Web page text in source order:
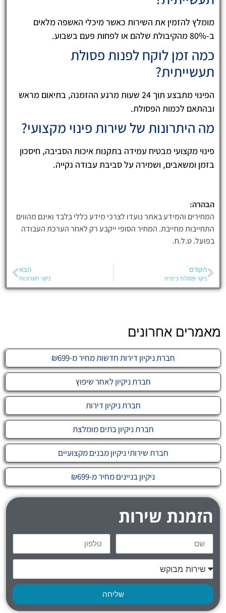
מומלץ להזמין את השירות כאשר מיכלי האשפה מלאים
ב-80% מהקיבולת שלהם או לפחות פעם בשבוע.
כמה זמן לוקח לפנות פסולת
תעשייתית?
הפינוי מתבצע תוך 24 שעות מרגע ההזמנה, בתיאום מראש
ובהתאם לכמות הפסולת.
מה היתרונות של שירות פינוי מקצועי?
פינוי מקצועי מבטיח עמידה בתקנות איכות הסביבה, חיסכון
בזמן ומשאבים, ושמירה על סביבת עבודה נקייה.
הבהרה:
המחירים והמידע באתר נועדו לצרכי מידע כללי בלבד ואינם מהווים
התחייבות מחייבת. המחיר הסופי ייקבע רק לאחר הערכת העבודה
בפועל. ט.ל.ח.
הקודם
ניקוי פסולת כימית
הבא
ניקוי תערוכות
מאמרים אחרונים
חברת ניקיון דירות חדשות מחיר מ-₪699
חברת ניקיון לאחר שיפוץ
חברת ניקיון דירות
חברת ניקיון בתים מומלצת
חברת שירותי ניקיון מבנים מקצועיים
ניקיון בניינים מחיר מ-₪699
הזמנת שירות
שליחה